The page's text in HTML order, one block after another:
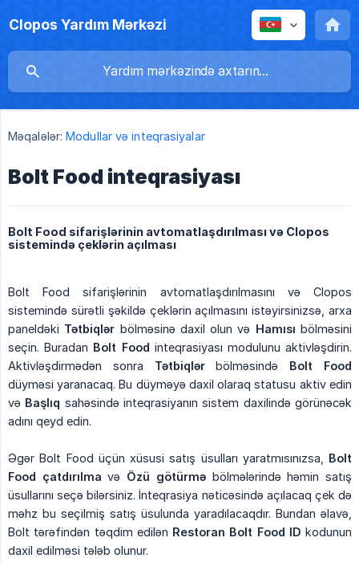
Clopos Yardım Mərkəzi
Məqalələr: Modullar və inteqrasiyalar
Bolt Food inteqrasiyası
Bolt Food sifarişlərinin avtomatlaşdırılması və Clopos
sistemində çeklərin açılması
Bolt Food sifarişlərinin avtomatlaşdırılmasını və Clopos
sistemində sürətli şəkildə çeklərin açılmasını istəyirsinizsə, arxa
paneldəki Tətbiqlər bölməsinə daxil olun və Hamısı bölməsini
seçin. Buradan Bolt Food inteqrasiyası modulunu aktivləşdirin.
Aktivləşdirmədən sonra Tətbiqlərbölməsində Bolt Food
düyməsi yaranacaq. Bu düyməyə daxil olaraq statusu aktiv edin
və Başlıq sahəsində inteqrasiyanın sistem daxilində görünəcək
adını qeyd edin.
Əgər Bolt Food üçün xüsusi satış üsulları yaratmısınızsa, Bolt
Food çatdırılma və Özü götürməbölmələrində həmin satış
üsullarını seçə bilərsiniz. İnteqrasiya nəticəsində açılacaq çek də
məhz bu seçilmiş satış üsulunda yaradılacaqdır. Bundan əlavə,
Bolt tərəfindən təqdim edilən Restoran Bolt Food ID kodunun
daxil edilməsi tələb olunur.